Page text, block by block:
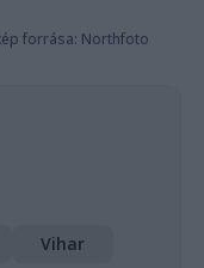
forrása: Northfoto
Vihar